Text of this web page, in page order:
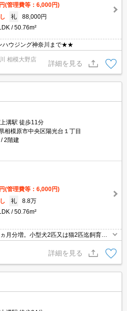
(管理費等：6,000円)
礼
88,000円
50.76m²
ハウジング神奈川まで★★
相模大野店
詳細を見る
溝駅 徒歩11分
相模原市中央区陽光台１丁目
2階建
(管理費等：6,000円)
礼
8.8万
50.76m²
月分増。小型犬2匹又は猫2匹迄飼育
セキュリティ(SECOM)。インターネット
干し付きで雨の日も安心です。洗髪洗面
詳細を見る